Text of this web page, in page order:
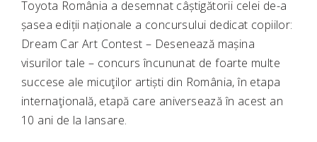
Toyota România a desemnat câștigătorii celei de-a
șasea ediții naționale a concursului dedicat copiilor:
Dream Car Art Contest – Desenează mașina
visurilor tale – concurs încununat de foarte multe
succese ale micuţilor artiști din România, în etapa
internaţională, etapă care aniversează în acest an
10 ani de la lansare.